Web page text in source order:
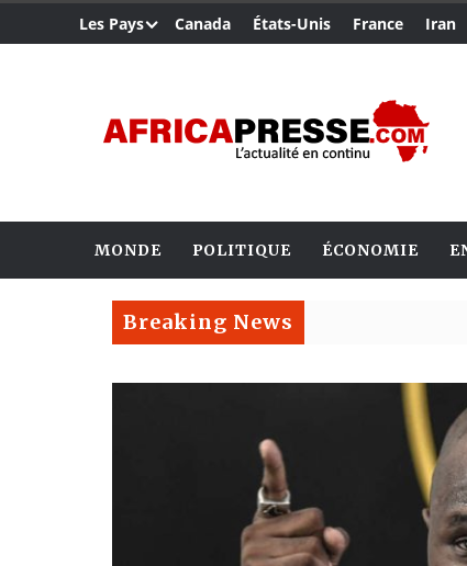
Les Pays Canada États-Unis France Iran
MONDE POLITIQUE ÉCONOMIE
Breaking News